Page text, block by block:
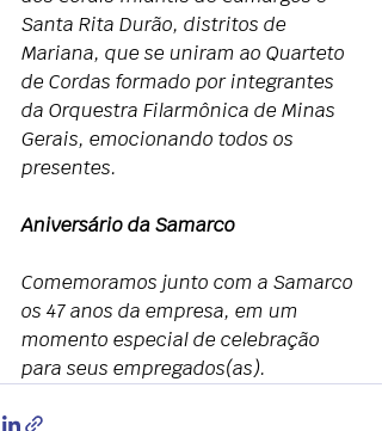
Santa Rita Durão, distritos de
Mariana, que se uniram ao Quarteto
de Cordas formado por integrantes
da Orquestra Filarmônica de Minas
Gerais, emocionando todos os
presentes.
Aniversário da Samarco
Comemoramos junto com a Samarco
os 47 anos da empresa, em um
momento especial de celebração
para seus empregados(as).